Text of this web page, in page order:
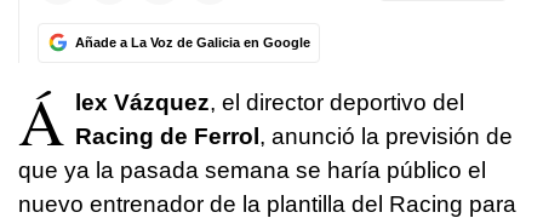
Añade a La Voz de Galicia en Google
Á lex Vázquez, el director deportivo del
Racing de Ferrol, anunció la previsión de
que ya la pasada semana se haría público el
nuevo entrenador de la plantilla del Racing para